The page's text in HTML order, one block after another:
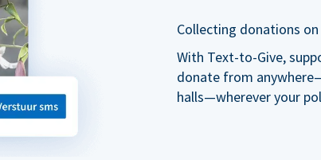
Collecting donations
With Text-to-Give,
donate from
halls—wherever your